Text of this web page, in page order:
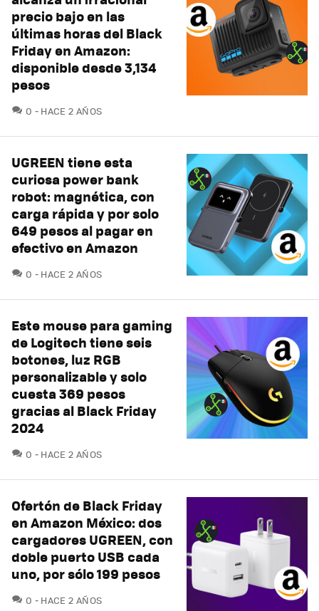
precio bajo en las
últimas horas del Black
Friday en Amazon:
disponible desde 3,134
pesos
0 COMENTARIOS
HACE 2 AÑOS
UGREEN tiene esta
curiosa power bank
robot: magnética, con
carga rápida y por solo
649 pesos al pagar en
efectivo en Amazon
0 COMENTARIOS
HACE 2 AÑOS
Este mouse para gaming
de Logitech tiene seis
botones, luz RGB
personalizable y solo
cuesta 369 pesos
gracias al Black Friday
2024
0 COMENTARIOS
HACE 2 AÑOS
Ofertón de Black Friday
en Amazon México: dos
cargadores UGREEN, con
doble puerto USB cada
uno, por sólo 199 pesos
0 COMENTARIOS
HACE 2 AÑOS